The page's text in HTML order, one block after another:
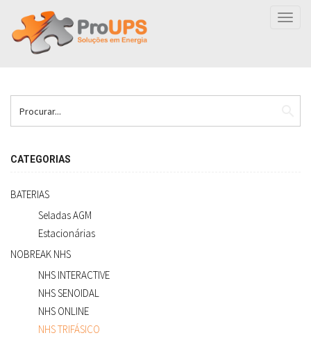
CATEGORIAS
BATERIAS
Seladas AGM
Estacionárias
NOBREAK NHS
NHS INTERACTIVE
NHS SENOIDAL
NHS ONLINE
NHS TRIFÁSICO